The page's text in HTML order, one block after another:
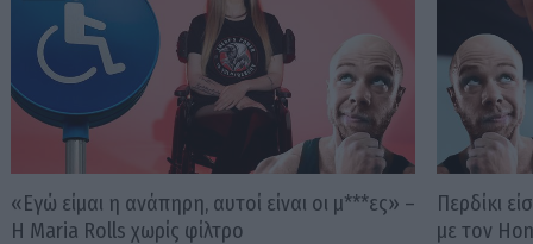
«Εγώ είμαι η ανάπηρη, αυτοί είναι οι μ***ες» –
Η Maria Rolls χωρίς φίλτρο
Περδίκι
με τον